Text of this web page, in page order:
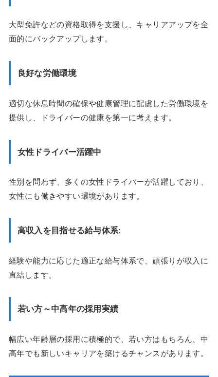
大型免許などの資格取得を支援し、キャリアアップを全
面的にバックアップします。
良好な労働環境
適切な休息時間の確保や健康管理に配慮した労働環境を
提供し、ドライバーの健康を第一に考えます。
女性ドライバー活躍中
性別を問わず、多くの女性ドライバーが活躍しており、
女性にも働きやすい環境があります。
高収入を目指せる給与体系:
経験や能力に応じた適正な給与体系で、頑張りが収入に
直結します。
若い方～中高年の採用実績
幅広い年齢層の採用に積極的で、若い方はもちろん、中
高年でも新しいキャリアを築けるチャンスがあります。